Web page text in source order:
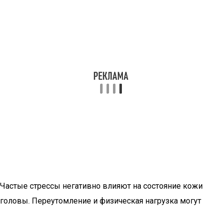
Частые стрессы негативно влияют на состояние кожи
головы. Переутомление и физическая нагрузка могут